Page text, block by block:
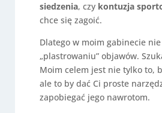
siedzenia, czy kontuzja
chce się zagoić.
Dlatego w moim gabinecie
„plastrowaniu” objawów.
Moim celem jest nie tylko to,
ale to by dać Ci proste
zapobiegać jego nawrotom.